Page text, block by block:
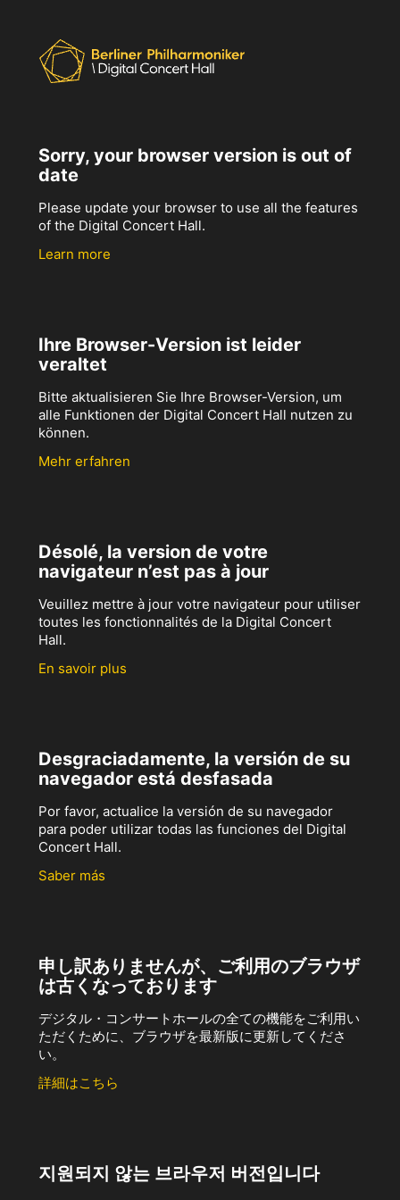
Sorry, your browser version is out of
date
Please update your browser to use all the features
of the Digital Concert Hall.
Learn more
Ihre Browser-Version ist leider
veraltet
Bitte aktualisieren Sie Ihre Browser-Version, um
alle Funktionen der Digital Concert Hall nutzen zu
können.
Mehr erfahren
Désolé, la version de votre
navigateur n’est pas à jour
Veuillez mettre à jour votre navigateur pour utiliser
toutes les fonctionnalités de la Digital Concert
Hall.
En savoir plus
Desgraciadamente, la versión de su
navegador está desfasada
Por favor, actualice la versión de su navegador
para poder utilizar todas las funciones del Digital
Concert Hall.
Saber más
申し訳ありませんが、ご利用のブラウザ
は古くなっております
デジタル・コンサートホールの全ての機能をご利用い
ただくために、ブラウザを最新版に更新してくださ
い。
詳細はこちら
지원되지 않는 브라우저 버전입니다